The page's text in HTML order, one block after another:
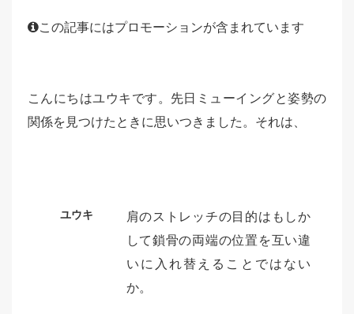
この記事にはプロモーションが含まれています
こんにちはユウキです。先日ミューイングと姿勢の
関係を見つけたときに思いつきました。それは、
ユウキ
肩のストレッチの目的はもしか
して鎖骨の両端の位置を互い違
いに入れ替えることではない
か。